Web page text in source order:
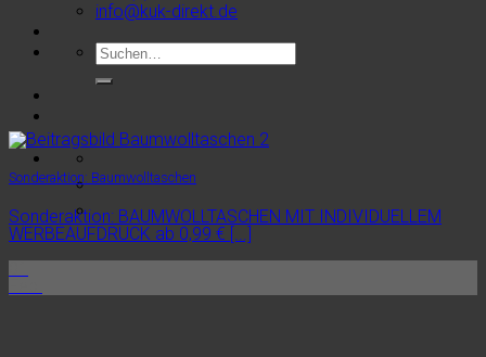
info@kuk-direkt.de
Sonderaktion: Baumwolltaschen
Sonderaktion: BAUMWOLLTASCHEN MIT INDIVIDUELLEM
WERBEAUFDRUCK ab 0,99 € [...]